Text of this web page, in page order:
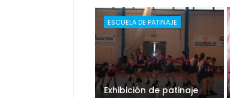
ESCUELA DE PATINAJE
Exhibición de patinaje